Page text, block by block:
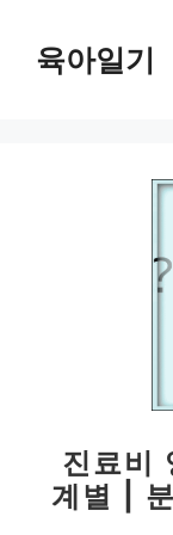
육아일기
진료비
계별 |